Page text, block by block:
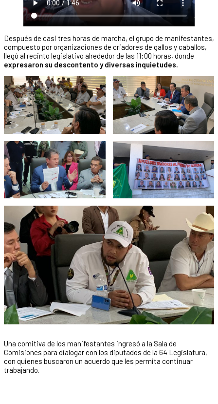
Después de casi tres horas de marcha, el grupo de manifestantes,
compuesto por organizaciones de criadores de gallos y caballos,
llegó al recinto legislativo alrededor de las 11:00 horas, donde
expresaron su descontento y diversas inquietudes.
Una comitiva de los manifestantes ingresó a la Sala de
Comisiones para dialogar con los diputados de la 64 Legislatura,
con quienes buscaron un acuerdo que les permita continuar
trabajando.